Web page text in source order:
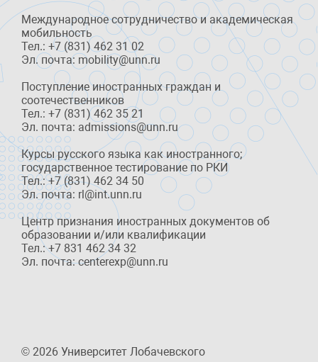
Международное сотрудничество и академическая
мобильность
Тел.: +7 (831) 462 31 02
Эл. почта: mobility@unn.ru
Поступление иностранных граждан и
соотечественников
Тел.: +7 (831) 462 35 21
Эл. почта: admissions@unn.ru
Курсы русского языка как иностранного;
государственное тестирование по РКИ
Тел.: +7 (831) 462 34 50
Эл. почта: rl@int.unn.ru
Центр признания иностранных документов об
образовании и/или квалификации
Тел.: +7 831 462 34 32
Эл. почта: centerexp@unn.ru
© 2026 Университет Лобачевского